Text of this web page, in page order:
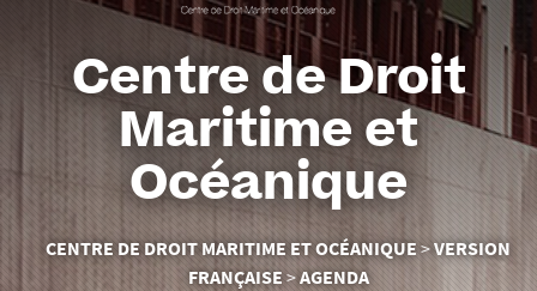
Centre de Droit
Maritime et
Océanique
Vous
êtes
CENTRE DE DROIT MARITIME ET OCÉANIQUE
VERSION
FRANÇAISE
AGENDA